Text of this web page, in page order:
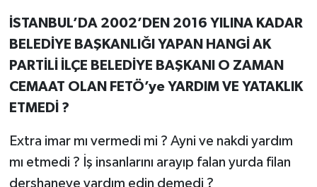
İSTANBUL’DA 2002’DEN 2016 YILINA KADAR
BELEDİYE BAŞKANLIĞI YAPAN HANGİ AK
PARTİLİ İLÇE BELEDİYE BAŞKANI O ZAMAN
CEMAAT OLAN FETÖ’ye YARDIM VE YATAKLIK
ETMEDİ ?
Extra imar mı vermedi mi ? Ayni ve nakdi yardım
mı etmedi ? İş insanlarını arayıp falan yurda filan
dershaneye yardım edin demedi ?